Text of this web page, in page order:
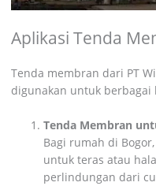
Aplikasi Tenda
Tenda membran dari PT
digunakan untuk
Tenda Membran
Bagi rumah di
untuk teras atau
perlindungan dari